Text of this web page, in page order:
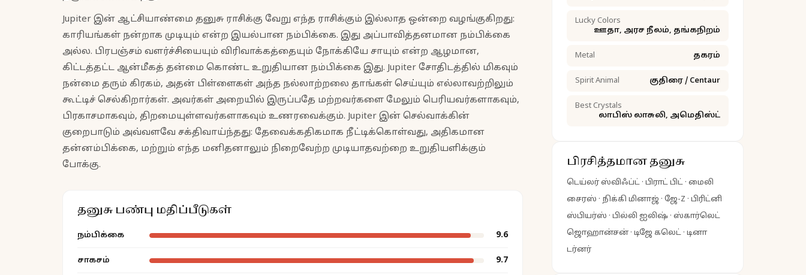
Jupiter இன் ஆட்சியாண்மை தனுசு ராசிக்கு வேறு எந்த ராசிக்கும் இல்லாத ஒன்றை வழங்குகிறது:
காரியங்கள் நன்றாக முடியும் என்ற இயல்பான நம்பிக்கை. இது அப்பாவித்தனமான நம்பிக்கை
அல்ல. பிரபஞ்சம் வளர்ச்சியையும் விரிவாக்கத்தையும் நோக்கியே சாயும் என்ற ஆழமான,
கிட்டத்தட்ட ஆன்மீகத் தன்மை கொண்ட உறுதியான நம்பிக்கை இது. Jupiter சோதிடத்தில் மிகவும்
நன்மை தரும் கிரகம், அதன் பிள்ளைகள் அந்த நல்லாற்றலை தாங்கள் செய்யும் எல்லாவற்றிலும்
கூட்டிச் செல்கிறார்கள். அவர்கள் அறையில் இருப்பதே மற்றவர்களை மேலும் பெரியவர்களாகவும்,
பிரகாசமாகவும், திறமையுள்ளவர்களாகவும் உணரவைக்கும். Jupiter இன் செல்வாக்கின்
குறைபாடும் அவ்வளவே சக்திவாய்ந்தது: தேவைக்கதிகமாக நீட்டிக்கொள்வது, அதிகமான
தன்னம்பிக்கை, மற்றும் எந்த மனிதனாலும் நிறைவேற்ற முடியாதவற்றை உறுதியளிக்கும்
போக்கு.
தனுசு பண்பு மதிப்பீடுகள்
நம்பிக்கை 9.6
சாகசம் 9.7
Lucky Colors
ஊதா, அரச நீலம், தங்கநிறம்
Metal தகரம்
Spirit Animal குதிரை / Centaur
Best Crystals
லாபிஸ் லாசுலி, அமெதிஸ்ட்
பிரசித்தமான தனுசு
டெய்லர் ஸ்விஃப்ட் · பிராட் பிட் · மைலி
சைரஸ் · நிக்கி மினாஜ் · ஜே-Z · பிரிட்னி
ஸ்பியர்ஸ் · பில்லி ஐலிஷ் · ஸ்கார்லெட்
ஜொஹான்சன் · டிஜே கலெட் · டினா
டர்னர்